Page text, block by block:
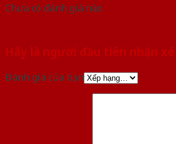
Chưa có đánh giá nào.
Hãy là người đầu tiên nhận
Đánh giá của bạn